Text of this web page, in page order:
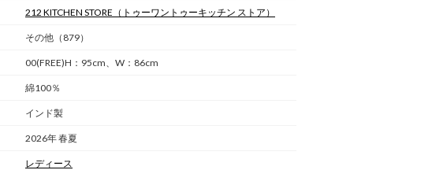
212 KITCHEN STORE （トゥーワントゥーキッチン ストア）
その他（879）
00(FREE)H：95cm、W：86cm
綿100％
インド製
2026年 春夏
レディース